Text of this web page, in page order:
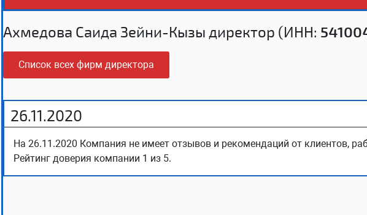
Ахмедова Саида Зейни-Кызы директор (ИНН:
Список всех фирм директора
26.11.2020
На 26.11.2020 Компания не имеет отзывов и рекомендаций от клиентов,
Рейтинг доверия компании 1 из 5.